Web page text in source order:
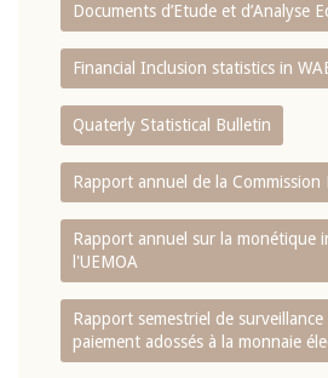
Documents d’Etude et d’Analyse
Financial Inclusion statistics in
Quaterly Statistical Bulletin
Rapport annuel de la Commission
Rapport annuel sur la monétique
l'UEMOA
Rapport semestriel de surveillance
paiement adossés à la monnaie